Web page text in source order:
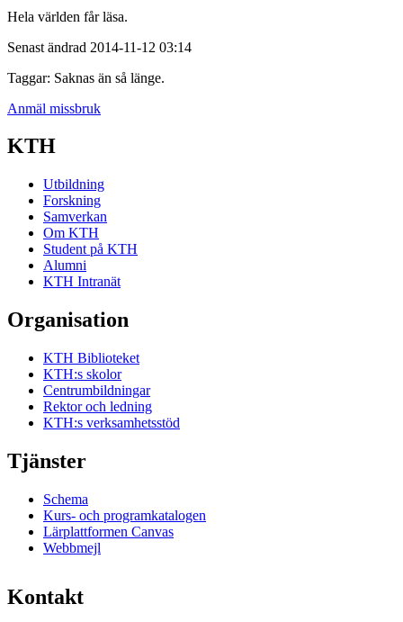
Hela världen får läsa.
Senast ändrad 2014-11-12 03:14
Taggar: Saknas än så länge.
Anmäl missbruk
KTH
Utbildning
Forskning
Samverkan
Om KTH
Student på KTH
Alumni
KTH Intranät
Organisation
KTH Biblioteket
KTH:s skolor
Centrumbildningar
Rektor och ledning
KTH:s verksamhetsstöd
Tjänster
Schema
Kurs- och programkatalogen
Lärplattformen Canvas
Webbmejl
Kontakt